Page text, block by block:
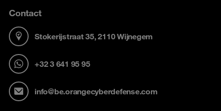
Contact
Stokerijstraat 35, 2110 Wijnegem
+32 3 641 95 95
info@be.orangecyberdefense.com